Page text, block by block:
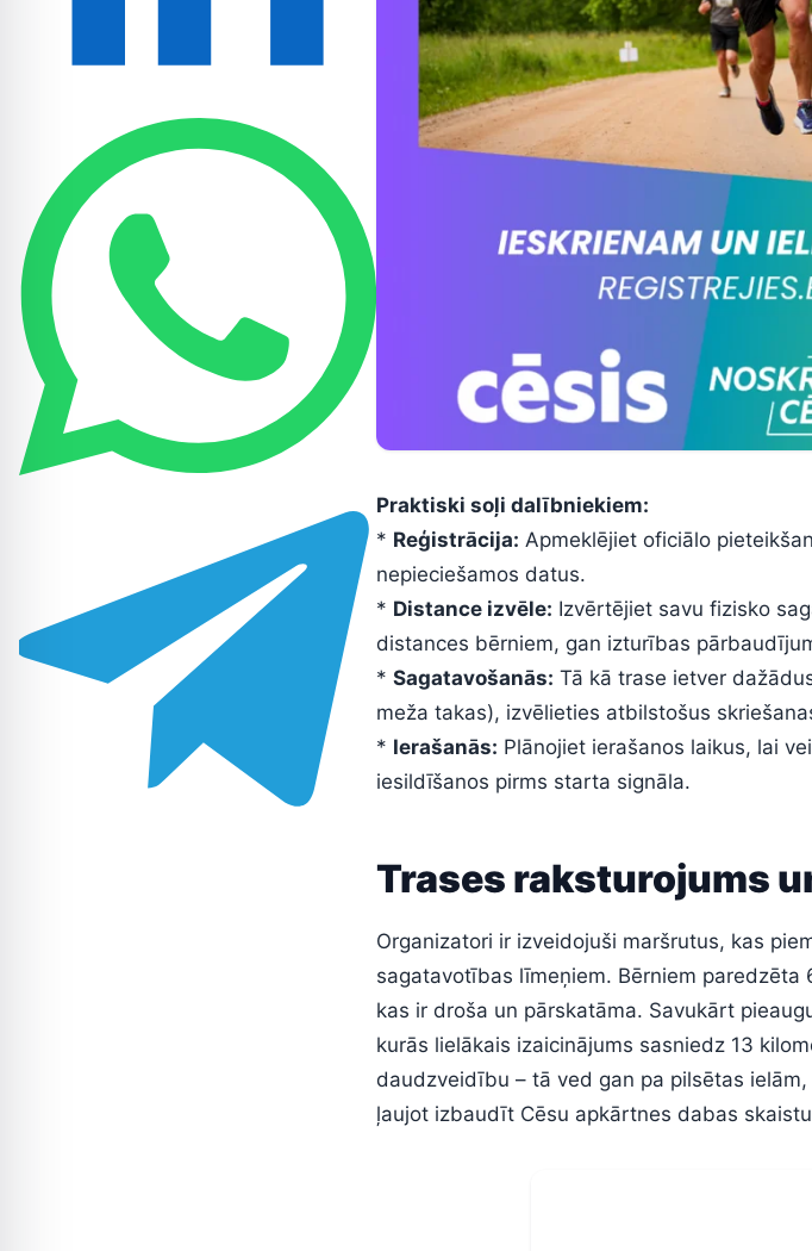
Praktiski soļi dalībniekiem:
* Reģistrācija: Apmeklējiet oficiālo
nepieciešamos datus.
* Distance izvēle: Izvērtējiet savu fizisko
distances bērniem, gan izturības
* Sagatavošanās: Tā kā trase ietver
meža takas), izvēlieties atbilstošus
* Ierašanās: Plānojiet ierašanos laikus, lai
iesildīšanos pirms starta signāla.
Trases raksturojums
Organizatori ir izveidojuši maršrutus, kas
sagatavotības līmeņiem. Bērniem
kas ir droša un pārskatāma. Savukārt
kurās lielākais izaicinājums sasniedz 13
daudzveidību – tā ved gan pa pilsētas
ļaujot izbaudīt Cēsu apkārtnes dabas